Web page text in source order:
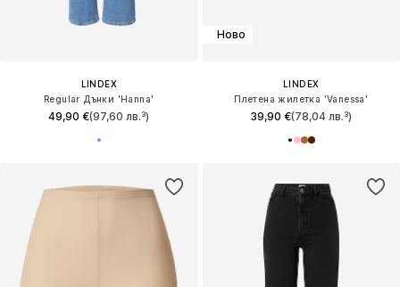
LINDEX
Regular Дънки 'Hanna'
49,90 €(97,60 лв.³)
Ново
LINDEX
Плетена жилетка 'Vanessa'
39,90 €(78,04 лв.³)